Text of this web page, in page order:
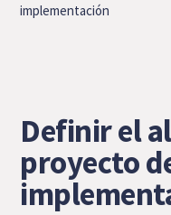
implementación
Definir el
proyecto